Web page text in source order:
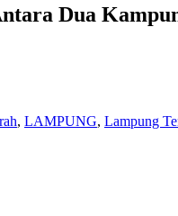
Dua
, LAMPUNG, Lampung